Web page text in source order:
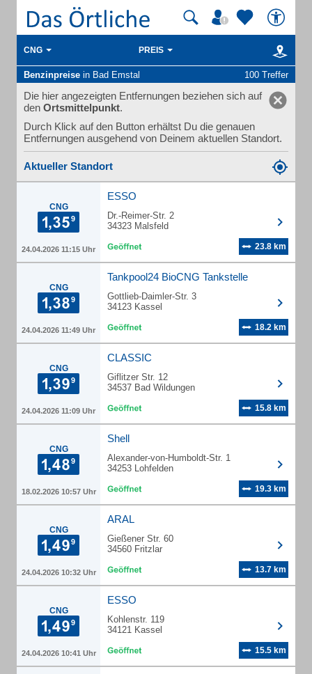
CNG PREIS
Benzinpreise in Bad Emstal 100 Treffer
Die hier angezeigten Entfernungen beziehen sich auf
den Ortsmittelpunkt.
Durch Klick auf den Button erhältst Du die genauen
Entfernungen ausgehend von Deinem aktuellen Standort.
Aktueller Standort
CNG
24.04.2026 11:15 Uhr
ESSO
Dr.-Reimer-Str. 2
34323 Malsfeld
23.8 km
CNG
24.04.2026 11:49 Uhr
Tankpool24 BioCNG Tankstelle
Gottlieb-Daimler-Str. 3
34123 Kassel
18.2 km
CNG
24.04.2026 11:09 Uhr
CLASSIC
Giflitzer Str. 12
34537 Bad Wildungen
15.8 km
CNG
18.02.2026 10:57 Uhr
Shell
Alexander-von-Humboldt-Str. 1
34253 Lohfelden
19.3 km
CNG
24.04.2026 10:32 Uhr
ARAL
Gießener Str. 60
34560 Fritzlar
13.7 km
CNG
24.04.2026 10:41 Uhr
ESSO
Kohlenstr. 119
34121 Kassel
15.5 km